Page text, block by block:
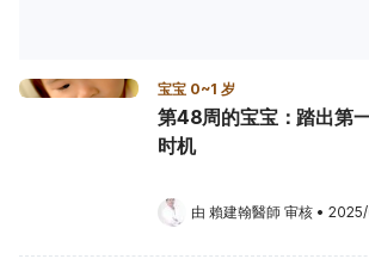
宝宝 0~1 岁
第48周的宝宝：踏出第
时机
由 賴建翰醫師 审核 •